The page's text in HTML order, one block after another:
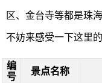
区、金台寺等都是珠
不妨来感受一下这里的
编
号
景点名称